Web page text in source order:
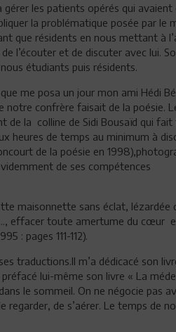
les patients opérés qui avaient
la problématique posée par le
que résidents en nous mettant à
l’écouter et de discuter avec lui.
étudiants puis résidents.
me posa un jour mon ami Hédi
notre confrère faisait de la poésie.
de la colline de Sidi Bousaïd qui fait
heures de temps au minimum à
de la poésie en
de ses compétences
maisonnette sans éclat, lézardée
effacer toute amertume du cœur
: pages 111-112).
traductions.Il m’a dédicacé son
lui-même son livre « La
le sommeil. On ne négocie pas
regarder, de s’aérer. Le temps de